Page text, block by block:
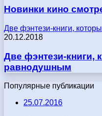
Новинки кино
Две фэнтези-книги,
20.12.2018
Две фэнтези-книги,
равнодушным
Популярные публикации
25.07.2016